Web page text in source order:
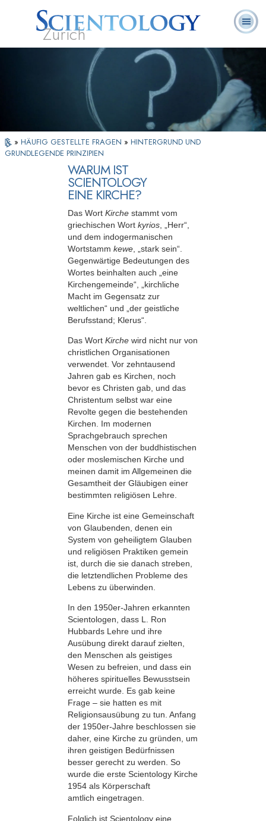
Zürich
Scientology?
Ehrenamtliche
Geistliche
Häufig gestellte
Fragen
» HÄUFIG GESTELLTE FRAGEN » HINTERGRUND UND
GRUNDLEGENDE PRINZIPIEN
WARUM IST
SCIENTOLOGY
EINE KIRCHE?
Das Wort Kirche stammt vom
griechischen Wort kyrios , „Herr“,
und dem indogermanischen
Wortstamm kewe , „stark sein“.
Gegenwärtige Bedeutungen des
Wortes beinhalten auch „eine
Kirchengemeinde“, „kirchliche
Macht im Gegensatz zur
weltlichen“ und „der geistliche
Berufsstand; Klerus“.
Das Wort Kirche wird nicht nur von
christlichen Organisationen
verwendet. Vor zehntausend
Jahren gab es Kirchen, noch
bevor es Christen gab, und das
Christentum selbst war eine
Revolte gegen die bestehenden
Kirchen. Im modernen
Sprachgebrauch sprechen
Menschen von der buddhistischen
oder moslemischen Kirche und
meinen damit im Allgemeinen die
Gesamtheit der Gläubigen einer
bestimmten religiösen Lehre.
Eine Kirche ist eine Gemeinschaft
von Glaubenden, denen ein
System von geheiligtem Glauben
und religiösen Praktiken gemein
ist, durch die sie danach streben,
die letztendlichen Probleme des
Lebens zu überwinden.
In den 1950er-Jahren erkannten
Scientologen, dass L. Ron
Hubbards Lehre und ihre
Ausübung direkt darauf zielten,
den Menschen als geistiges
Wesen zu befreien, und dass ein
höheres spirituelles Bewusstsein
erreicht wurde. Es gab keine
Frage – sie hatten es mit
Religionsausübung zu tun. Anfang
der 1950er-Jahre beschlossen sie
daher, eine Kirche zu gründen, um
ihren geistigen Bedürfnissen
besser gerecht zu werden. So
wurde die erste Scientology Kirche
1954 als Körperschaft
amtlich eingetragen.
Folglich ist Scientology eine